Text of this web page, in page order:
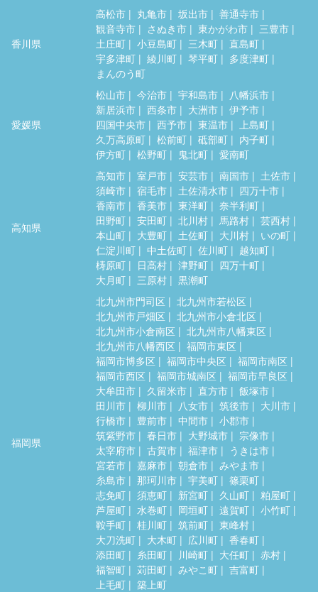
香川県
高松市 丸亀市 坂出市
善通寺市
観音寺市
さぬき市 東かがわ市
三豊市
土庄町
小豆島町 三木町
直島町
宇多津町
綾川町 琴平町
多度津町
まんのう町
愛媛県
松山市 今治市 宇和島市
八幡浜市
新居浜市
西条市 大洲市
伊予市
四国中央市
西予市 東温市
上島町
久万高原町
松前町 砥部町
内子町
伊方町
松野町 鬼北町 愛南町
高知県
高知市 室戸市 安芸市 南国市
土佐市
須崎市
宿毛市 土佐清水市
四万十市
香南市
香美市 東洋町
奈半利町
田野町
安田町 北川村 馬路村
芸西村
本山町
大豊町 土佐町 大川村
いの町
仁淀川町
中土佐町 佐川町
越知町
梼原町
日高村 津野町
四万十町
大月町
三原村 黒潮町
福岡県
北九州市門司区
北九州市若松区
北九州市戸畑区
北九州市小倉北区
北九州市小倉南区
北九州市八幡東区
北九州市八幡西区
福岡市東区
福岡市博多区
福岡市中央区
福岡市南区
福岡市西区
福岡市城南区
福岡市早良区
大牟田市
久留米市 直方市
飯塚市
田川市
柳川市 八女市 筑後市
大川市
行橋市
豊前市 中間市
小郡市
筑紫野市
春日市 大野城市
宗像市
太宰府市
古賀市 福津市
うきは市
宮若市
嘉麻市 朝倉市
みやま市
糸島市
那珂川市 宇美町
篠栗町
志免町
須恵町 新宮町 久山町
粕屋町
芦屋町
水巻町 岡垣町 遠賀町
小竹町
鞍手町
桂川町 筑前町
東峰村
大刀洗町
大木町 広川町
香春町
添田町
糸田町 川崎町 大任町
赤村
福智町
苅田町 みやこ町
吉富町
上毛町
築上町